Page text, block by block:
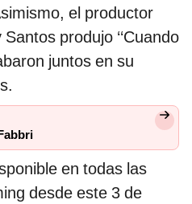
el productor
produjo ‘‘Cuando
juntos en su
en todas las
desde este 3 de